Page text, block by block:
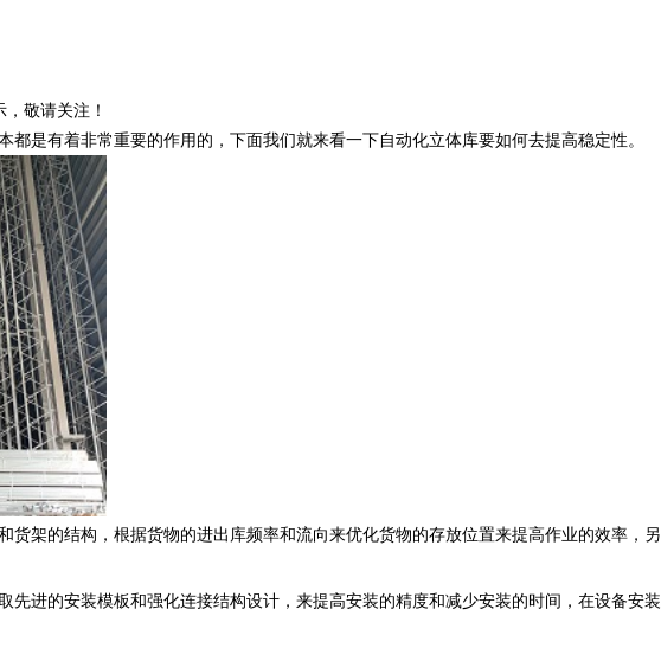
敬请关注！
是有着非常重要的作用的，下面我们就来看一下自动化立体库要如何去提高稳定性。
架的结构，根据货物的进出库频率和流向来优化货物的存放位置来提高作业的效率，另
进的安装模板和强化连接结构设计，来提高安装的精度和减少安装的时间，在设备安装